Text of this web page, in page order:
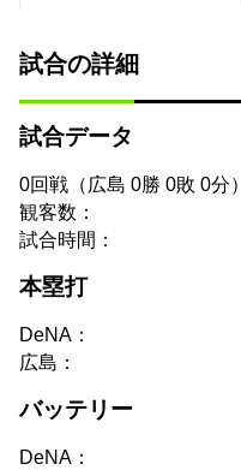
試合の詳細
試合データ
0回戦（広島 0勝 0敗 0分）
観客数：
試合時間：
本塁打
DeNA：
広島：
バッテリー
DeNA：